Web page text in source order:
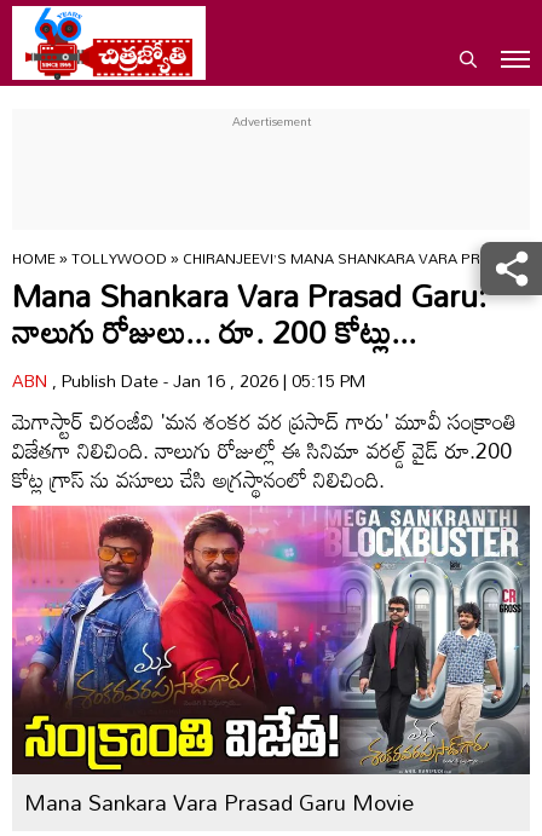
HOME»TOLLYWOOD»CHIRANJEEVI’S MANA SHANKARA VARA PRASAD
Mana Shankara Vara Prasad Garu:
నాలుగు రోజులు... రూ. 200 కోట్లు...
ABN, Publish Date - Jan 16 , 2026 | 05:15 PM
మెగాస్టార్ చిరంజీవి 'మన శంకర వర ప్రసాద్ గారు' మూవీ సంక్రాంతి
విజేతగా నిలిచింది. నాలుగు రోజుల్లో ఈ సినిమా వరల్డ్ వైడ్ రూ.200
కోట్ల గ్రాస్ ను వసూలు చేసి అగ్రస్థానంలో నిలిచింది.
Mana Sankara Vara Prasad Garu Movie